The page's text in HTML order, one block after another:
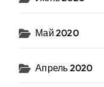
Май 2020
Апрель 2020